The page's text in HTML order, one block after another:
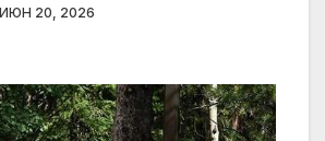
ИЮН 20, 2026